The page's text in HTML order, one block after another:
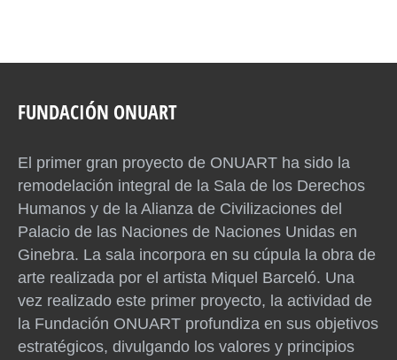
FUNDACIÓN ONUART
El primer gran proyecto de ONUART ha sido la
remodelación integral de la Sala de los Derechos
Humanos y de la Alianza de Civilizaciones del
Palacio de las Naciones de Naciones Unidas en
Ginebra. La sala incorpora en su cúpula la obra de
arte realizada por el artista Miquel Barceló. Una
vez realizado este primer proyecto, la actividad de
la Fundación ONUART profundiza en sus objetivos
estratégicos, divulgando los valores y principios